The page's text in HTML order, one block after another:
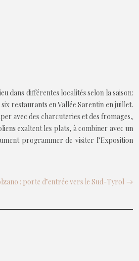
dans différentes localités selon la saison:
restaurants en Vallée Sarentin en juillet.
avec des charcuteries et des fromages,
exaltent les plats, à combiner avec un
programmer de visiter l’Exposition
: porte d’entrée vers le Sud-Tyrol